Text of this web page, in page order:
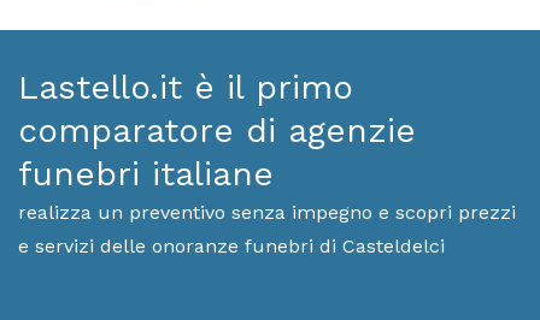
Lastello.it è il primo
comparatore di agenzie
funebri italiane
realizza un preventivo senza impegno e scopri prezzi
e servizi delle onoranze funebri di Casteldelci